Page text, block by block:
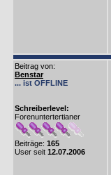
Beitrag von:
Benstar
... ist OFFLINE
Schreiberlevel:
Forenuntertertianer
Beiträge: 165
User seit 12.07.2006